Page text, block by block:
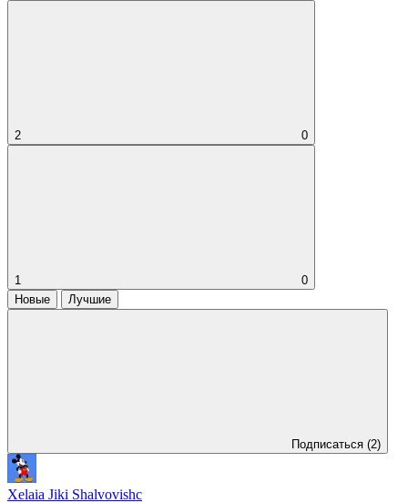
2 0
1
0
Новые
Лучшие
Подписаться (2)
Xelaia Jiki Shalvovishc